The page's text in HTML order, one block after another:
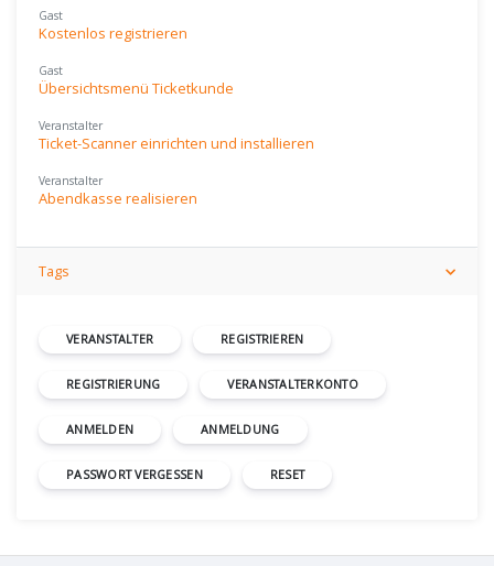
Gast
Kostenlos registrieren
Gast
Übersichtsmenü Ticketkunde
Veranstalter
Ticket-Scanner einrichten und installieren
Veranstalter
Abendkasse realisieren
Tags
VERANSTALTER REGISTRIEREN
REGISTRIERUNG VERANSTALTERKONTO
ANMELDEN ANMELDUNG
PASSWORT VERGESSEN RESET